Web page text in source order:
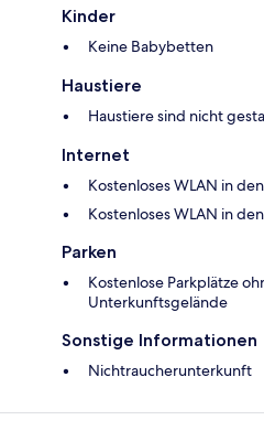
Kinder
Keine Babybetten
Haustiere
Haustiere sind nicht
Internet
Kostenloses WLAN in
Kostenloses WLAN in
Parken
Kostenlose Parkplätze
Unterkunftsgelände
Sonstige Informationen
Nichtraucherunterkunft